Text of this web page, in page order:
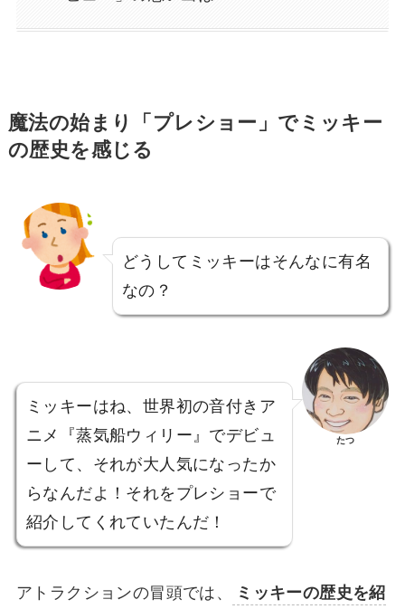
魔法の始まり「プレショー」でミッキー
の歴史を感じる
どうしてミッキーはそんなに有名
なの？
ミッキーはね、世界初の音付きア
ニメ『蒸気船ウィリー』でデビュ
ーして、それが大人気になったか
らなんだよ！それをプレショーで
紹介してくれていたんだ！
たつ
アトラクションの冒頭では、
ミッキーの歴史を紹